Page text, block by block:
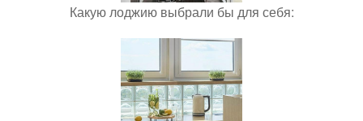
Какую лоджию выбрали бы для себя: